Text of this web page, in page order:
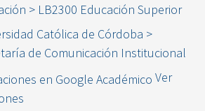
> LB2300 Educación Superior
Católica de Córdoba >
de Comunicación Institucional
Ver